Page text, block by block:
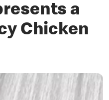
a
Chicken